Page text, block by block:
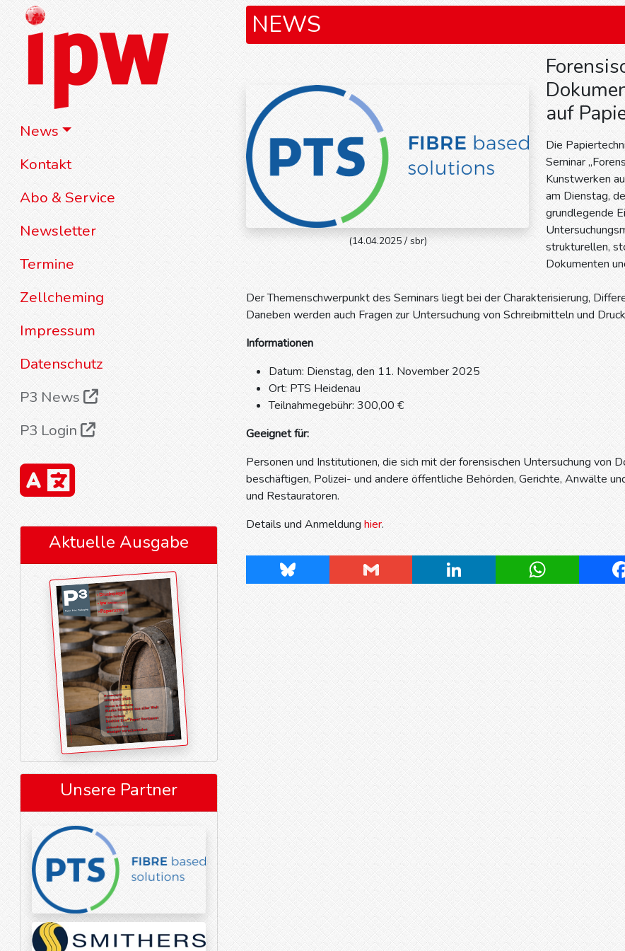
News
Kontakt
Abo & Service
Newsletter
Termine
Zellcheming
Impressum
Datenschutz
P3 News
P3 Login
Aktuelle Ausgabe
Unsere Partner
NEWS
(14.04.2025 / sbr)
auf
Die
Seminar
Kunstwerken
am Dienstag,
grundlegende
strukturellen,
Dokumenten
Der Themenschwerpunkt des Seminars liegt bei der Charakterisierung,
Daneben werden auch Fragen zur Untersuchung von Schreibmitteln und
Informationen
Datum: Dienstag, den 11. November 2025
Ort: PTS Heidenau
Teilnahmegebühr: 300,00 €
Geeignet für:
Personen und Institutionen, die sich mit der forensischen Untersuchung von
beschäftigen, Polizei- und andere öffentliche Behörden, Gerichte, Anwälte
und Restauratoren.
Details und Anmeldunghier.
Bluesky Gmail LinkedIn WhatsApp